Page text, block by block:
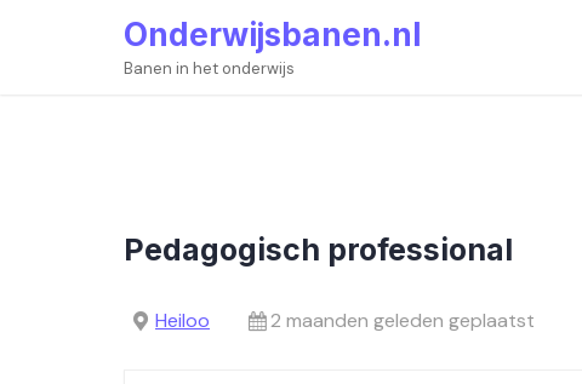
Onderwijsbanen.nl
Banen in het onderwijs
Pedagogisch professional
Heiloo 2 maanden geleden geplaatst